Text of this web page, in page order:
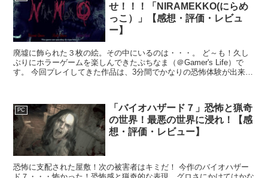
せ！！！「NIRAMEKKO(にらめ
っこ）」【感想・評価・レビュ
ー】
廃墟に飾られた３枚の絵。その中にいるのは・・・。 ど～も！久し
ぶりにホラーゲームを楽しんできたぷちなま（＠Gamer's Life）で
す。 今回プレイしてきた作品は、3分間でかなりの恐怖体験が出来る
PC
「バイオハザード７」恐怖と猟奇
の世界！最悪の世界に浸れ！【感
想・評価・レビュー】
恐怖に支配された屋敷！次の被害者はキミだ！ 今作のバイオハザー